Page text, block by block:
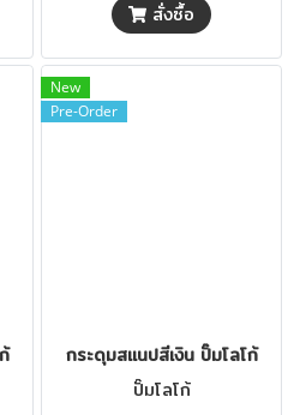
สั่งซื้อ
New
Pre-Order
กระดุมสแนปสีเงิน ปั๊มโลโก้
ปั๊มโลโก้